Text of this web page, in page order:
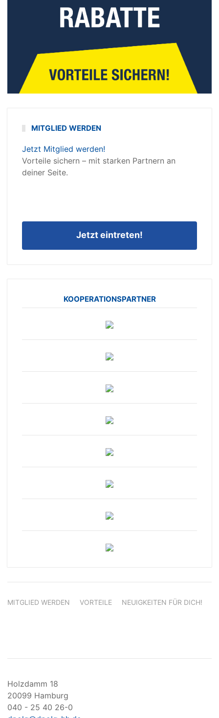
MITGLIED WERDEN
Jetzt Mitglied werden!
Vorteile sichern – mit starken Partnern an
deiner Seite.
Jetzt eintreten!
KOOPERATIONSPARTNER
MITGLIED WERDEN VORTEILE NEUIGKEITEN FÜR DICH!
Holzdamm 18
20099 Hamburg
040 - 25 40 26-0